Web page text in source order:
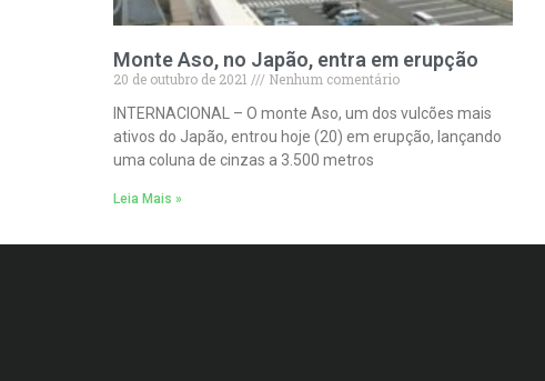
Monte Aso, no Japão, entra em erupção
20 de outubro de 2021
Nenhum comentário
INTERNACIONAL – O monte Aso, um dos vulcões mais
ativos do Japão, entrou hoje (20) em erupção, lançando
uma coluna de cinzas a 3.500 metros
Leia Mais »